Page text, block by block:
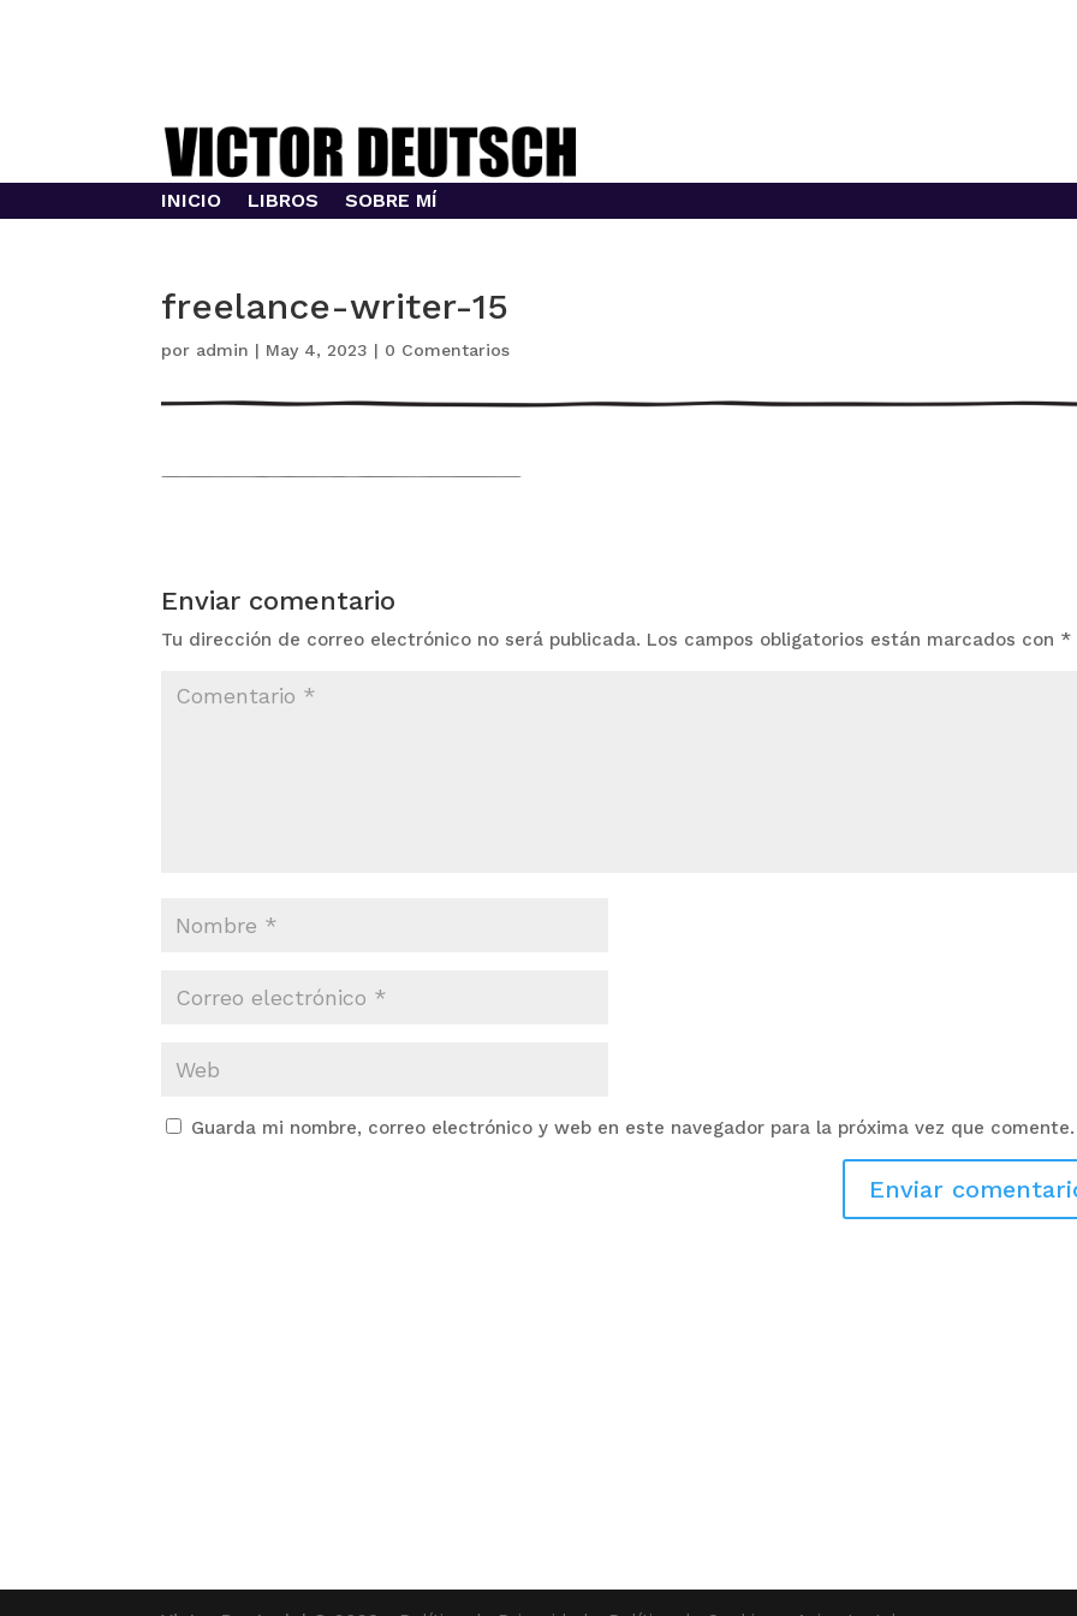
INICIO LIBROS SOBRE MÍ
freelance-writer-15
por admin | May 4, 2023 | 0 Comentarios
Enviar comentario
Tu dirección de correo electrónico no será publicada. Los campos obligatorios están marcados con *
Guarda mi nombre, correo electrónico y web en este navegador para la próxima vez que comente.